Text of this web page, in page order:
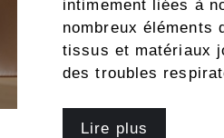
intimement liées à
nombreux éléments
tissus et matériaux
des troubles
Lire plus